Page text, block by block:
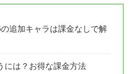
追加キャラは課金なしで解
には？お得な課金方法